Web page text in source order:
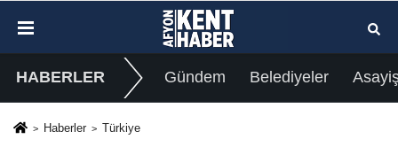
HABERLER Gündem Belediyeler
Haberler Türkiye